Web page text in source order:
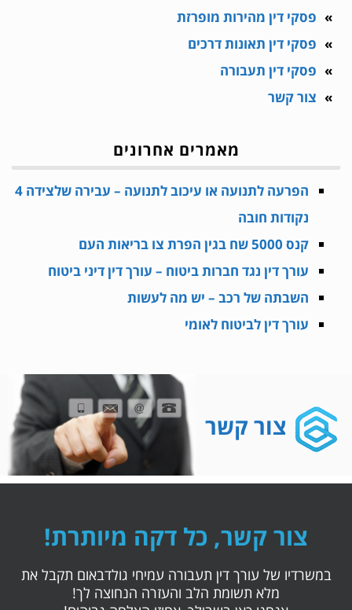
פסקי דין מהירות מופרזת
פסקי דין תאונות דרכים
פסקי דין תעבורה
צור קשר
מאמרים אחרונים
הפרעה לתנועה או עיכוב לתנועה – עבירה שלצידה 4
נקודות חובה
קנס 5000 שח בגין הפרת צו בריאות העם
עורך דין נגד חברות ביטוח – עורך דין דיני ביטוח
השבתה של רכב – יש מה לעשות
עורך דין לביטוח לאומי
צור קשר
צור קשר, כל דקה מיותרת!
במשרדיו של עורך דין תעבורה עמיחי גולדבאום תקבל את
מלא תשומת הלב והעזרה הנחוצה לך!